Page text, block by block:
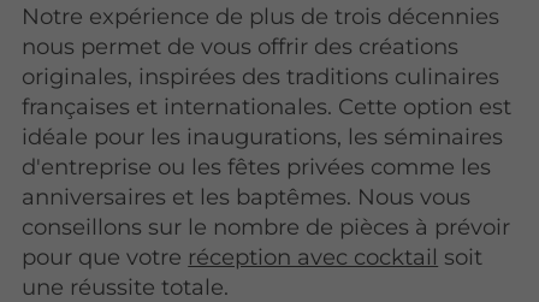
Notre expérience de plus de trois décennies
nous permet de vous offrir des créations
originales, inspirées des traditions culinaires
françaises et internationales. Cette option est
idéale pour les inaugurations, les séminaires
d'entreprise ou les fêtes privées comme les
anniversaires et les baptêmes. Nous vous
conseillons sur le nombre de pièces à prévoir
pour que votre réception avec cocktail soit
une réussite totale.